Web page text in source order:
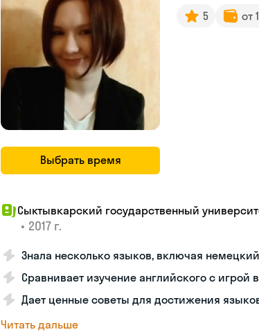
Выбрать время
5 от
Сыктывкарский государственный
• 2017 г.
Знала несколько языков, включая
Сравнивает изучение английского с игрой
Дает ценные советы для достижения
Читать дальше